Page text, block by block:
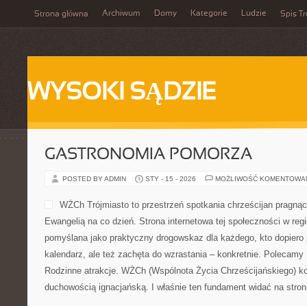
Strona główna Archiwum Domy Kategorie Ludzie Spis
WYSOKI SĄDZIE
GASTRONOMIA POMORZA
POSTED BY ADMIN STY - 15 - 2026 MOŻLIWOŚĆ
WŻCh Trójmiasto to przestrzeń spotkania chrześcijan
Ewangelią na co dzień. Strona internetowa tej społeczności w
pomyślana jako praktyczny drogowskaz dla każdego, kto
kalendarz, ale też zachęta do wzrastania – konkretnie.
Rodzinne atrakcje. WŻCh (Wspólnota Życia Chrześcijańskiego)
duchowością ignacjańską. I właśnie ten fundament widać na